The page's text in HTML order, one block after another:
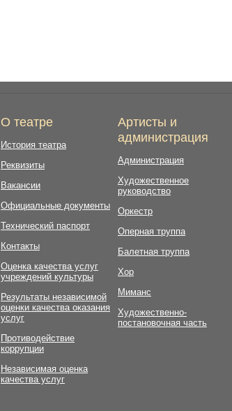
О театре
История театра
Реквизиты
Вакансии
Официальные документы
Технический паспорт
Контакты
Оценка качества услуг
учреждений культуры
Результаты независимой
оценки качества оказания
услуг
Противодействие
коррупции
Независимая оценка
качества услуг
Артисты и
администрация
Администрация
Художественное
руководство
Оркестр
Оперная труппа
Балетная труппа
Хор
Миманс
Художественно-
постановочная часть